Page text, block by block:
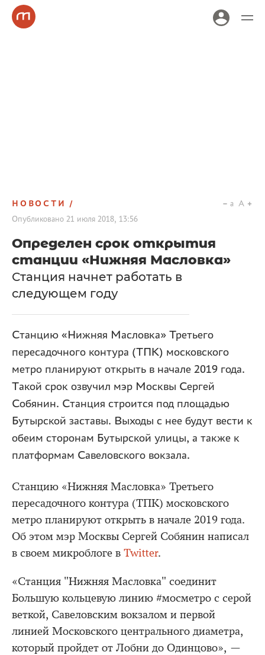
НОВОСТИ
Опубликовано 21 июля 2018, 13:56
a A
Определен срок открытия
станции «Нижняя Масловка»
Станция начнет работать в
следующем году
Станцию «Нижняя Масловка» Третьего
пересадочного контура (ТПК) московского
метро планируют открыть в начале 2019 года.
Такой срок озвучил мэр Москвы Сергей
Собянин. Станция строится под площадью
Бутырской заставы. Выходы с нее будут вести к
обеим сторонам Бутырской улицы, а также к
платформам Савеловского вокзала.
Станцию «Нижняя Масловка» Третьего
пересадочного контура (ТПК) московского
метро планируют открыть в начале 2019 года.
Об этом мэр Москвы Сергей Собянин написал
в своем микроблоге в Twitter.
«Станция "Нижняя Масловка" соединит
Большую кольцевую линию #мосметро с серой
веткой, Савеловским вокзалом и первой
линией Московского центрального диаметра,
который пройдет от Лобни до Одинцово», —